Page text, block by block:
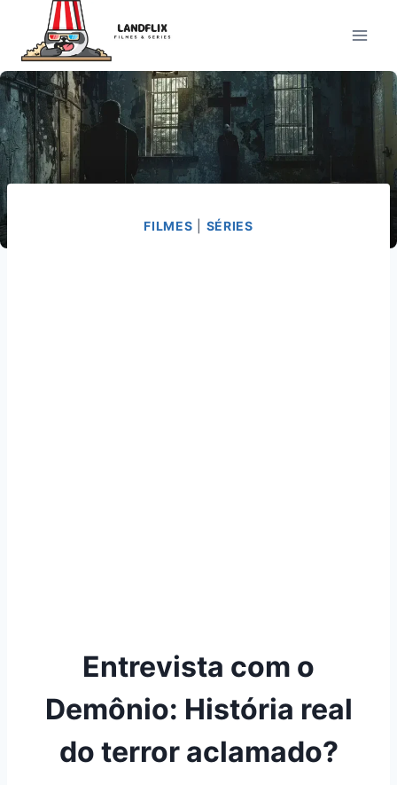
Conteúdo
FILMES SÉRIES
Entrevista com o
Demônio: História real
do terror aclamado?